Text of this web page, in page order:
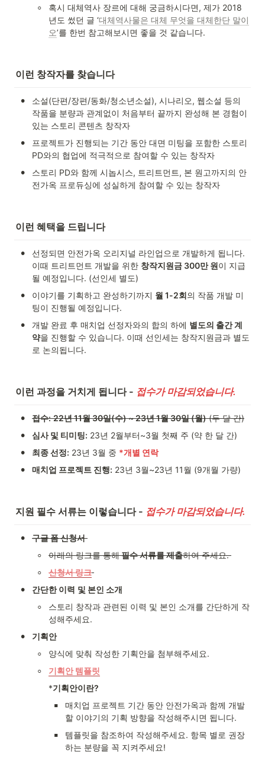
◦
혹시 대체역사 장르에 대해 궁금하시다면, 제가 2018
년도 썼던 글 ‘대체역사물은 대체 무엇을 대체한단 말이
오’를 한번 참고해보시면 좋을 것 같습니다.
이런 창작자를 찾습니다
•
소설(단편/장편/동화/청소년소설), 시나리오, 웹소설 등의
작품을 분량과 관계없이 처음부터 끝까지 완성해 본 경험이
있는 스토리 콘텐츠 창작자
•
프로젝트가 진행되는 기간 동안 대면 미팅을 포함한 스토리
PD와의 협업에 적극적으로 참여할 수 있는 창작자
•
스토리 PD와 함께 시놉시스, 트리트먼트, 본 원고까지의 안
전가옥 프로듀싱에 성실하게 참여할 수 있는 창작자
이런 혜택을 드립니다
•
선정되면 안전가옥 오리지널 라인업으로 개발하게 됩니다.
이때 트리트먼트 개발을 위한 창작지원금 300만 원이 지급
될 예정입니다. (선인세 별도)
• 이야기를 기획하고 완성하기까지 월 1-2회의 작품 개발 미
팅이 진행될 예정입니다.
• 개발 완료 후 매치업 선정자와의 합의 하에 별도의 출간 계
약을 진행할 수 있습니다. 이때 선인세는 창작지원금과 별도
로 논의됩니다.
이런 과정을 거치게 됩니다 - 접수가 마감되었습니다.
• 접수: 22년 11월 30일(수) ~ 23년 1월 30일 (월) (두 달 간)
• 심사 및 티미팅: 23년 2월부터~3월 첫째 주 (약 한 달 간)
• 최종 선정: 23년 3월 중 *개별 연락
• 매치업 프로젝트 진행: 23년 3월~23년 11월 (9개월 가량)
지원 필수 서류는 이렇습니다 - 접수가 마감되었습니다.
• 구글 폼 신청서
◦ 아래의 링크를 통해 필수 서류를 제출하여 주세요.
◦ 신청서 링크
• 간단한 이력 및 본인 소개
◦
스토리 창작과 관련된 이력 및 본인 소개를 간단하게 작
성해주세요.
• 기획안
◦ 양식에 맞춰 작성한 기획안을 첨부해주세요.
◦
기획안 템플릿
*기획안이란?
▪
매치업 프로젝트 기간 동안 안전가옥과 함께 개발
할 이야기의 기획 방향을 작성해주시면 됩니다.
▪
템플릿을 참조하여 작성해주세요. 항목 별로 권장
하는 분량을 꼭 지켜주세요!